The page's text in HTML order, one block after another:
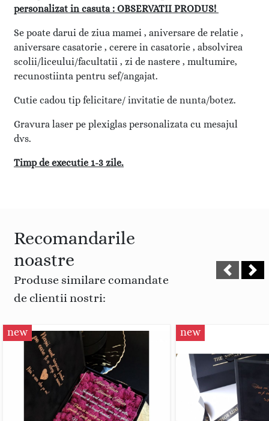
personalizat in casuta : OBSERVATII PRODUS!
Se poate darui de ziua mamei , aniversare de relatie ,
aniversare casatorie , cerere in casatorie , absolvirea
scolii/liceului/facultatii , zi de nastere , multumire,
recunostiinta pentru sef/angajat.
Cutie cadou tip felicitare/ invitatie de nunta/botez.
Gravura laser pe plexiglas personalizata cu mesajul
dvs.
Timp de executie 1-3 zile.
Recomandarile
noastre
Produse similare comandate
de clientii nostri:
new new